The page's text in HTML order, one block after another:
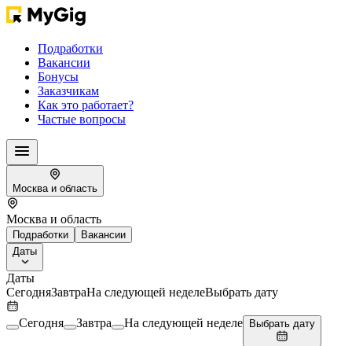
Подработки
Вакансии
Бонусы
Заказчикам
Как это работает?
Частые вопросы
Москва и область
Москва и область
Подработки
Вакансии
Даты
Даты
СегодняЗавтраНа следующей неделеВыбрать дату
Сегодня Завтра На следующей неделе Выбрать дату